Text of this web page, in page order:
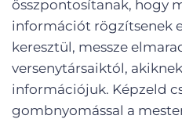
összpontosítanak, hogy
információt rögzítsenek
keresztül, messze
versenytársaiktól,
információjuk. Képzeld
gombnyomással a